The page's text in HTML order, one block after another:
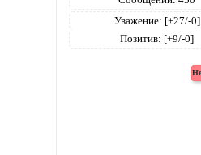
Уважение: [+27/-0]
Позитив: [+9/-0]